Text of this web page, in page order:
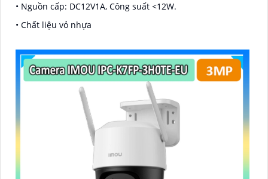
• Nguồn cấp: DC12V1A, Công suất <12W.
• Chất liệu vỏ nhựa